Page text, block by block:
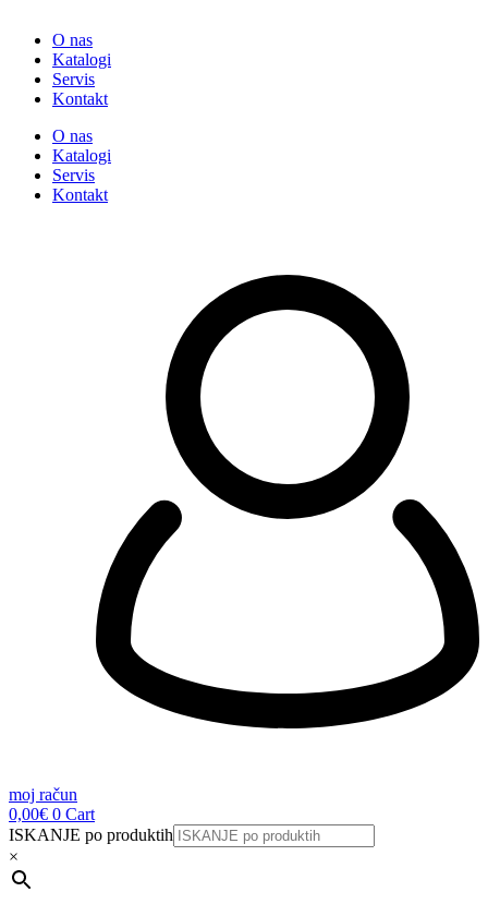
O nas
Katalogi
Servis
Kontakt
O nas
Katalogi
Servis
Kontakt
moj račun
0,00€ 0 Cart
ISKANJE po produktih
×